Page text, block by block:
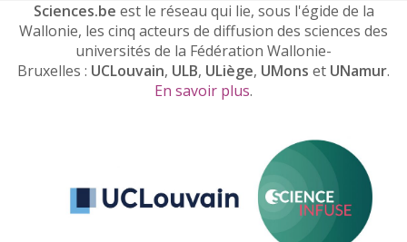
Sciences.be est le réseau qui lie, sous l'égide de la
Wallonie, les cinq acteurs de diffusion des sciences des
universités de la Fédération Wallonie-
Bruxelles : UCLouvain, ULB, ULiège, UMons et UNamur.
En savoir plus.